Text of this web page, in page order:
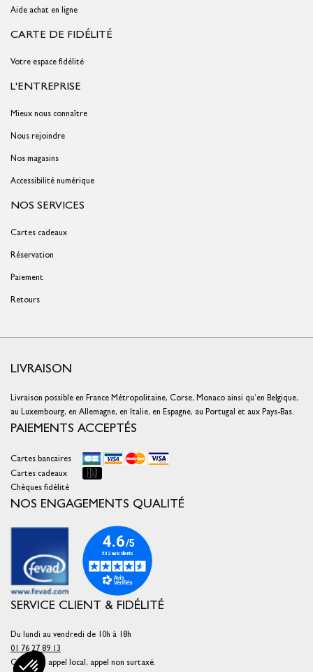
Aide achat en ligne
CARTE DE FIDÉLITÉ
Votre espace fidélité
L'ENTREPRISE
Mieux nous connaître
Nous rejoindre
Nos magasins
Accessibilité numérique
NOS SERVICES
Cartes cadeaux
Réservation
Paiement
Retours
LIVRAISON
Livraison possible en France Métropolitaine, Corse, Monaco ainsi qu’en Belgique,
au Luxembourg, en Allemagne, en Italie, en Espagne, au Portugal et aux Pays-Bas.
PAIEMENTS ACCEPTÉS
Cartes bancaires
Cartes cadeaux
Chèques fidélité
NOS ENGAGEMENTS QUALITÉ
SERVICE CLIENT & FIDÉLITÉ
Du lundi au vendredi de 10h à 18h
01 76 27 89 13
Coût d'un appel local, appel non surtaxé.